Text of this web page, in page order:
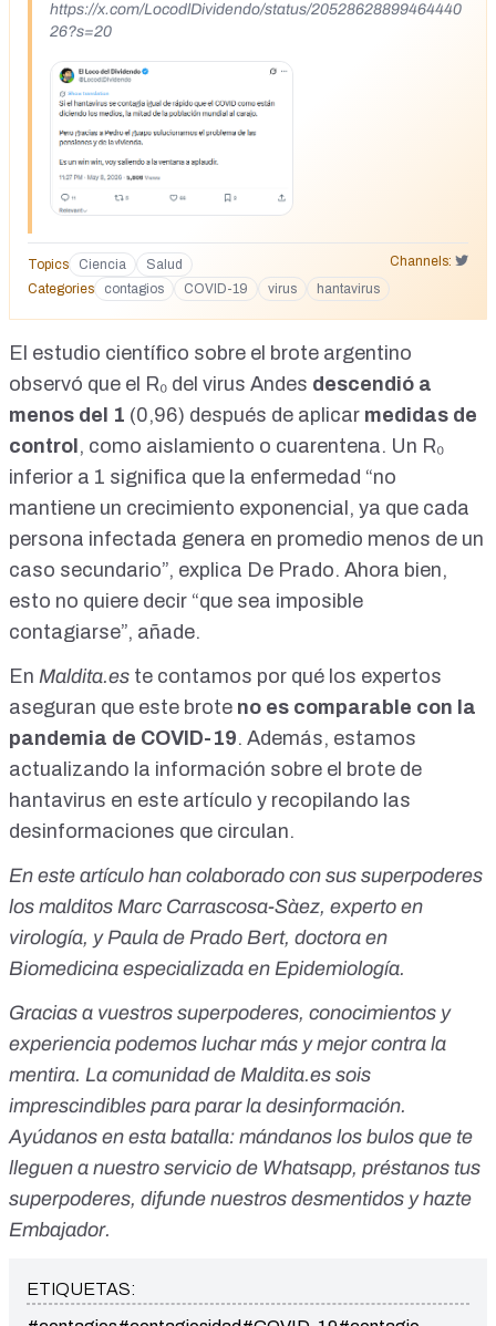
https://x.com/LocodlDividendo/status/20528628899464440
26?s=20
Topics Ciencia Salud
Channels:
Categories
contagios COVID-19 virus hantavirus
El estudio científico sobre el brote argentino
observó que el R₀ del virus Andes descendió a
menos del 1 (0,96) después de aplicar medidas de
control , como aislamiento o cuarentena. Un R₀
inferior a 1 significa que la enfermedad “no
mantiene un crecimiento exponencial, ya que cada
persona infectada genera en promedio menos de un
caso secundario”, explica De Prado. Ahora bien,
esto no quiere decir “que sea imposible
contagiarse”, añade.
En Maldita.es te contamos por qué los expertos
aseguran que este brote no es comparable con la
pandemia de COVID-19. Además, estamos
actualizando la información sobre el brote de
hantavirus en este artículo y recopilando las
desinformaciones que circulan.
En este artículo han colaborado con sus superpoderes
los malditos Marc Carrascosa-Sàez, experto en
virología, y Paula de Prado Bert, doctora en
Biomedicina especializada en Epidemiología.
Gracias a vuestros superpoderes, conocimientos y
experiencia podemos luchar más y mejor contra la
mentira. La comunidad de Maldita.es sois
imprescindibles para parar la desinformación.
Ayúdanos en esta batalla: mándanos los bulos que te
lleguen a nuestro servicio de Whatsapp, préstanos tus
superpoderes, difunde nuestros desmentidos yhazte
Embajador.
ETIQUETAS: